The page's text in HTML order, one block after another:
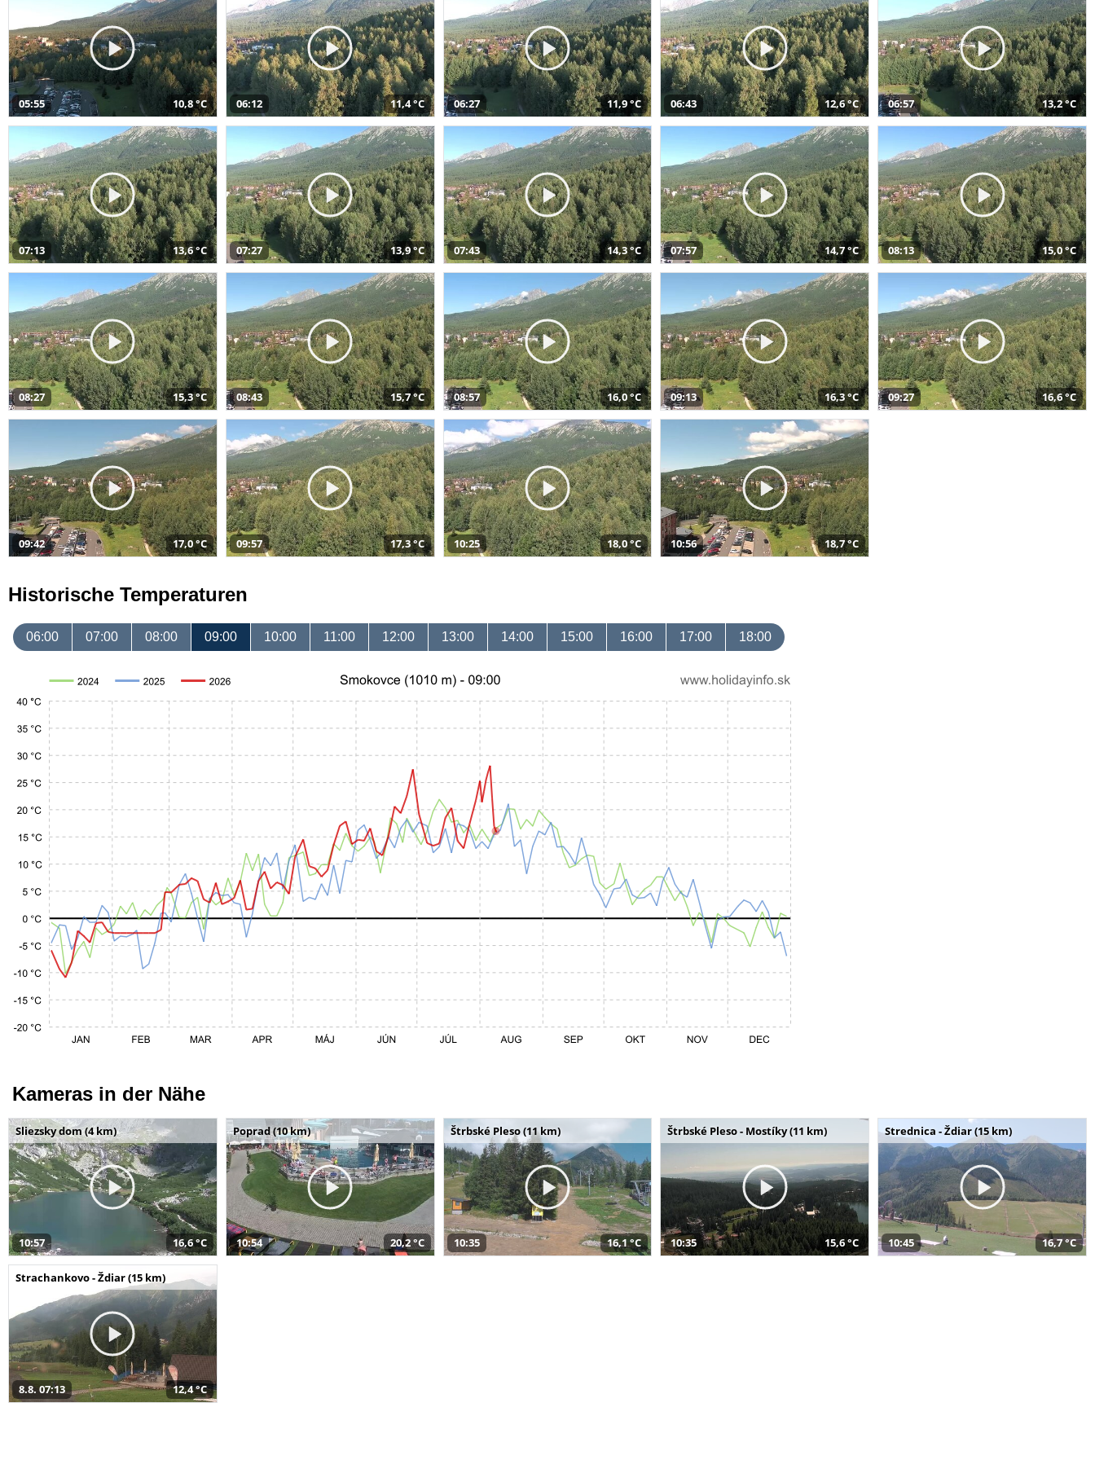
05:55 10,8 °C 06:12 11,4 °C 06:27 11,9 °C 06:43 12,6 °C 06:57 13,2 °C
07:13 13,6 °C 07:27 13,9 °C 07:43 14,3 °C 07:57 14,7 °C 08:13 15,0 °C
08:27 15,3 °C 08:43 15,7 °C 08:57 16,0 °C 09:13 16,3 °C 09:27 16,6 °C
09:42 17,0 °C 09:57 17,3 °C 10:25 18,0 °C 10:56 18,7 °C
Historische Temperaturen
06:00 07:00 08:00 09:00 10:00 11:00 12:00 13:00 14:00 15:00 16:00 17:00 18:00
Kameras in der Nähe
Sliezsky dom (4 km)
10:57 16,6 °C
Poprad (10 km)
10:54 20,2 °C
Štrbské Pleso (11 km)
10:35 16,1 °C
Štrbské Pleso - Mostíky (11 km)
10:35 15,6 °C
Strednica - Ždiar (15 km)
10:45 16,7 °C
Strachankovo - Ždiar (15 km)
8.8. 07:13 12,4 °C